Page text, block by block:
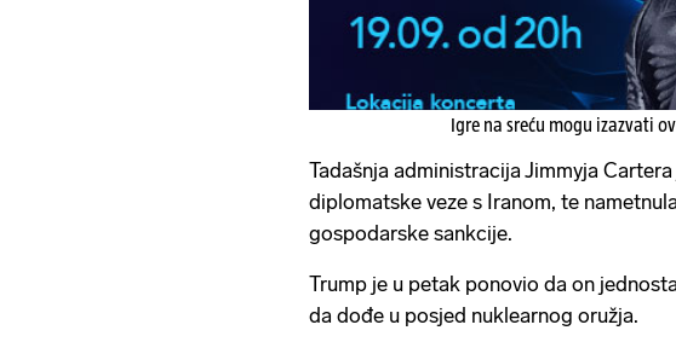
Igre na sreću mogu izazvati
Tadašnja administracija Jimmyja
diplomatske veze s Iranom, te
gospodarske sankcije.
Trump je u petak ponovio da on
da dođe u posjed nuklearnog oružja.